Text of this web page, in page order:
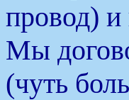
провод) и
Мы
(чуть